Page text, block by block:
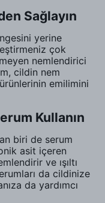
Sağlayın
yerine
çok
nemlendirici
cildin nem
emilimini
Kullanın
biri de serum
asit içeren
ve ışıltı
da cildinize
da yardımcı